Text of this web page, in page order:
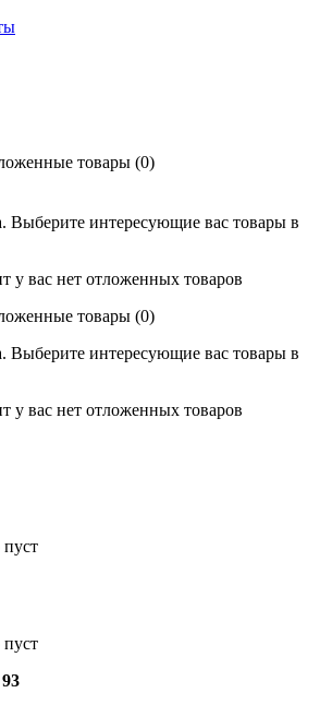
товары (0)
Выберите интересующие вас товары в
у вас нет отложенных товаров
товары (0)
Выберите интересующие вас товары в
у вас нет отложенных товаров